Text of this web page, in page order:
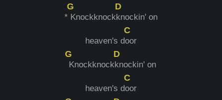
*
G
Knockknock
D
knockin' on
heaven's d
C
oor
G
Knockknock
D
knockin' on
heaven's d
C
oor